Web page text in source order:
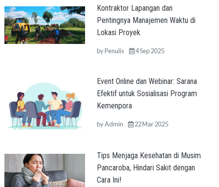
Kontraktor Lapangan dan
Pentingnya Manajemen Waktu di
Lokasi Proyek
byPenulis 4 Sep 2025
Event Online dan Webinar: Sarana
Efektif untuk Sosialisasi Program
Kemenpora
byAdmin 22 Mar 2025
Tips Menjaga Kesehatan di Musim
Pancaroba, Hindari Sakit dengan
Cara Ini!